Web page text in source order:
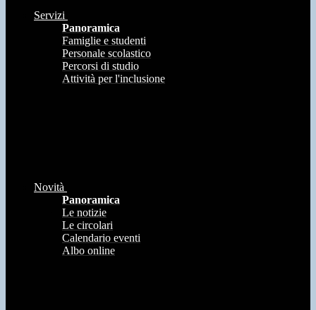
Servizi
Panoramica
Famiglie e studenti
Personale scolastico
Percorsi di studio
Attività per l'inclusione
Novità
Panoramica
Le notizie
Le circolari
Calendario eventi
Albo online